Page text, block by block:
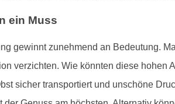
ein Muss
gewinnt zunehmend an Bedeutung.
verzichten. Wie könnten diese hohen
sicher transportiert und unschöne